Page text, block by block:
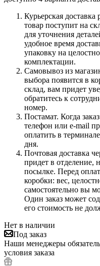
Курьерская доставка
товар поступит на
для уточнения
удобное время
упаковку на
комплектации.
Самовывоз из
выбора появится в
склад, вам придет
обратитесь к
номер.
Постамат. Когда
телефон или e-mail
оплатить в
дня.
Почтовая доставка
придет в отделение,
посылке. Перед
коробки: вес,
самостоятельно вы
Один заказ может
его стоимость не
Нет в наличии
Под заказ
Наши менеджеры
условия заказа